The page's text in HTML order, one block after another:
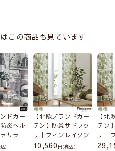
この商品も見ています
ドカー
炎ヘル
リラ
)
【北欧ブランドカー
テン】防炎サドウッ
サ｜フィンレイソン
10,560 (税込)
【北
テン
サ｜